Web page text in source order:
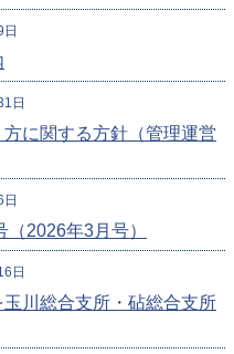
日
に関する方針（管理運営
2026年3月号）
日
川総合支所・砧総合支所